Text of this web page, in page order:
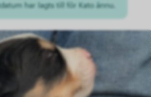
har lagts till för Kato ännu.